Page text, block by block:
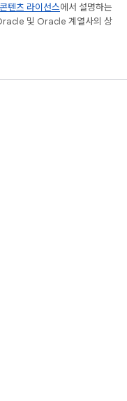
콘텐츠 라이선스에서 설명하는
및 Oracle 계열사의 상